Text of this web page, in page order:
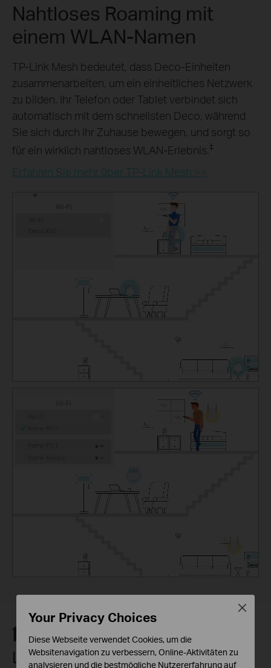
Nahtloses Roaming mit
einem WLAN-Namen
TP-Link Mesh bedeutet, dass Deco-Einheiten
zusammenarbeiten, um ein einheitliches Netzwerk
zu bilden. Ihr Telefon oder Tablet verbindet sich
automatisch mit dem schnellsten Deco, während
Sie sich durch Ihr Zuhause bewegen, und sorgt so
für ein wirklich nahtloses WLAN-Erlebnis. ‡
Erfahren Sie mehr über TP-Link Mesh >>
Lassen Sie die Experten Ihr
Your Privacy Choices
Diese Webseite verwendet Cookies, um die
Websitenavigation zu verbessern, Online-Aktivitäten zu
analysieren und die bestmögliche Nutzererfahrung auf
Close